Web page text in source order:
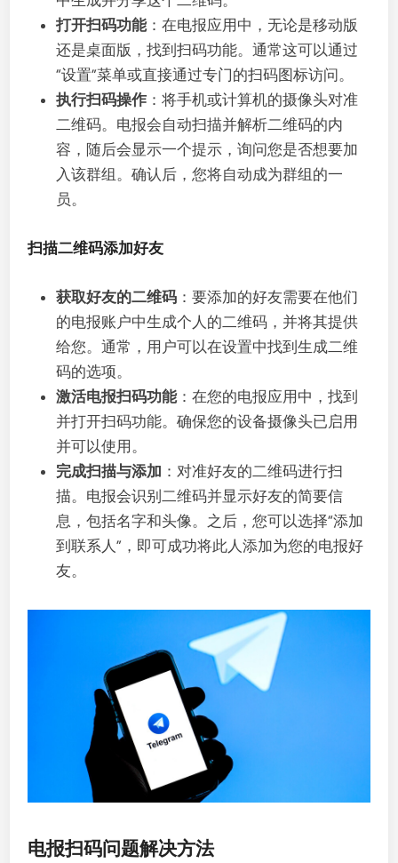
打开扫码功能：在电报应用中，无论是移动版
还是桌面版，找到扫码功能。通常这可以通过
“设置”菜单或直接通过专门的扫码图标访问。
执行扫码操作 ：将手机或计算机的摄像头对准
二维码。电报会自动扫描并解析二维码的内
容，随后会显示一个提示，询问您是否想要加
入该群组。确认后，您将自动成为群组的一
员。
扫描二维码添加好友
获取好友的二维码 ：要添加的好友需要在他们
的电报账户中生成个人的二维码，并将其提供
给您。通常，用户可以在设置中找到生成二维
码的选项。
激活电报扫码功能：在您的电报应用中，找到
并打开扫码功能。确保您的设备摄像头已启用
并可以使用。
完成扫描与添加 ：对准好友的二维码进行扫
描。电报会识别二维码并显示好友的简要信
息，包括名字和头像。之后，您可以选择“添加
到联系人”，即可成功将此人添加为您的电报好
友。
电报扫码问题解决方法